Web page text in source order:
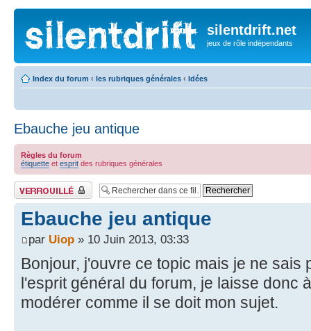
silentdrift.net
jeux de rôle indépendants
Index du forum ‹ les rubriques générales ‹ Idées
Ebauche jeu antique
Règles du forum
étiquette et esprit des rubriques générales
Fil verrouillé
Ebauche jeu antique
par Uiop » 10 Juin 2013, 03:33
Bonjour, j'ouvre ce topic mais je ne sais
l'esprit général du forum, je laisse donc
modérer comme il se doit mon sujet.